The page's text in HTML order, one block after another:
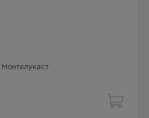
Монтелукаст